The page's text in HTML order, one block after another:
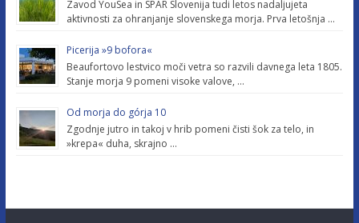
Zavod YouSea in SPAR Slovenija tudi letos nadaljujeta
aktivnosti za ohranjanje slovenskega morja. Prva letošnja …
Picerija »9 bofora«
Beaufortovo lestvico moči vetra so razvili davnega leta 1805.
Stanje morja 9 pomeni visoke valove, …
Od morja do górja 10
Zgodnje jutro in takoj v hrib pomeni čisti šok za telo, in
»krepa« duha, skrajno …